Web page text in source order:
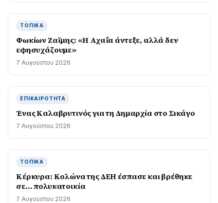
ΤΟΠΙΚΆ
Φωκίων Ζαϊμης: «Η Αχαΐα άντεξε, αλλά δεν
εφησυχάζουµε»
7 Αυγούστου 2026
ΕΠΙΚΑΙΡΌΤΗΤΑ
Ένας Καλαβρυτινός για τη Δημαρχία στο Σικάγο
7 Αυγούστου 2026
ΤΟΠΙΚΆ
Κέρκυρα: Κολώνα της ΔΕΗ έσπασε και βρέθηκε
σε… πολυκατοικία
7 Αυγούστου 2026